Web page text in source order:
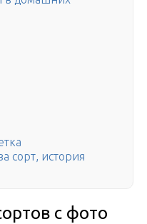
сорт, история
с фото